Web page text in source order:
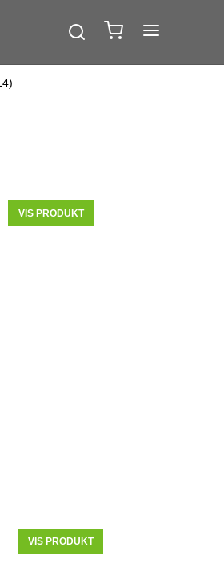
VIS PRODUKT
VIS PRODUKT